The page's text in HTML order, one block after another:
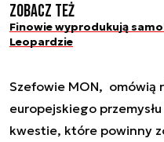
Zobacz też
Finowie wyprodukują
Leopardzie
Szefowie MON, omówią
europejskiego
kwestie, które powinny